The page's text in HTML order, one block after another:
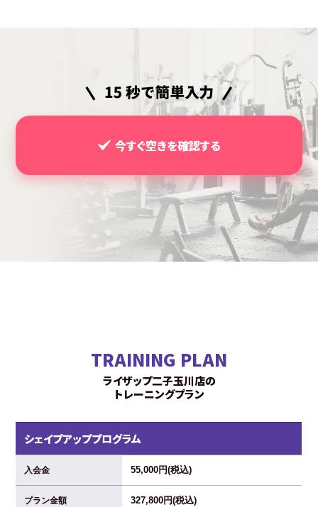
今すぐ空きを確認する
TRAINING PLAN
ライザップ二子玉川店の
トレーニングプラン
シェイプアッププログラム
入会金 55,000円(税込)
プラン金額 327,800円(税込)